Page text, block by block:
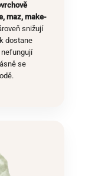
maz, make-
snižují
dostane
nefungují
se